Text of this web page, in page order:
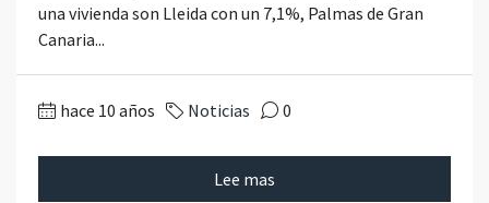
una vivienda son Lleida con un 7,1%, Palmas de Gran
Canaria...
hace 10 años Noticias 0
Lee mas